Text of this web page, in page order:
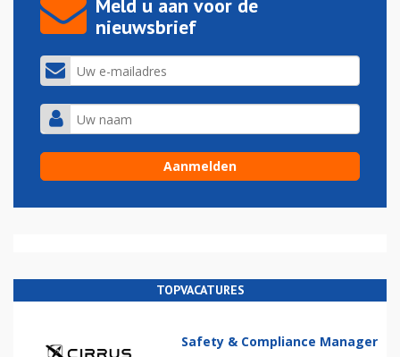
Meld u aan voor de
nieuwsbrief
TOPVACATURES
Safety & Compliance Manager